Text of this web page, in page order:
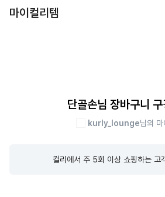
마이컬리템
단골손님 장바구니
kurly_lounge님의 마
컬리에서 주 5회 이상 쇼핑하는 고